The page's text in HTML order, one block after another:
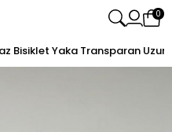
0
Bisiklet Yaka Transparan Uzun